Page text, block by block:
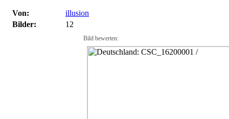
Von:
illusion
Bilder:
12
Bild bewerten: